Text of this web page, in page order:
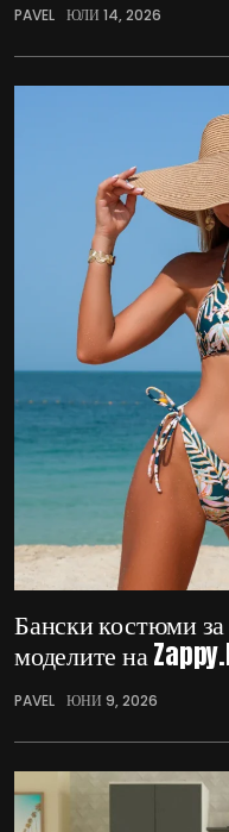
PAVEL ЮЛИ 14, 2026
Бански костюми
моделите на
PAVEL ЮНИ 9, 2026